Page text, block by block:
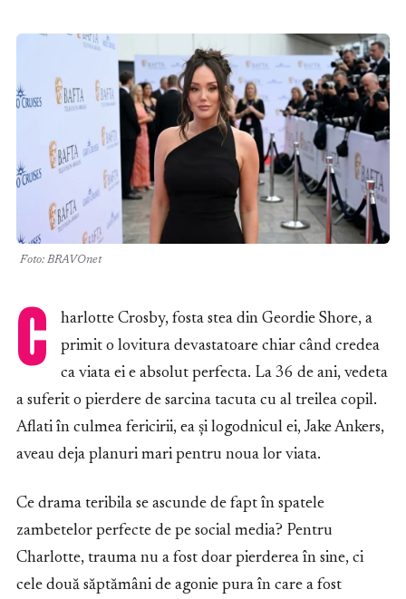
Foto: BRAVOnet
C
harlotte Crosby, fosta stea din Geordie Shore, a
primit o lovitura devastatoare chiar când credea
ca viata ei e absolut perfecta. La 36 de ani, vedeta
a suferit o pierdere de sarcina tacuta cu al treilea copil.
Aflati în culmea fericirii, ea și logodnicul ei, Jake Ankers,
aveau deja planuri mari pentru noua lor viata.
Ce drama teribila se ascunde de fapt în spatele
zambetelor perfecte de pe social media? Pentru
Charlotte, trauma nu a fost doar pierderea în sine, ci
cele două săptămâni de agonie pura în care a fost